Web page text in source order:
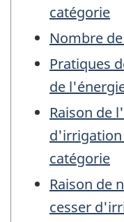
catégorie
Nombre
Pratiques
de
Raison de
d'irrigation
catégorie
Raison de
cesser